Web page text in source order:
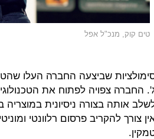
טים קוק, מנכ"ל אפל
החברה צפויה לפתוח את
צורך להקריב פרסום רלוונטי